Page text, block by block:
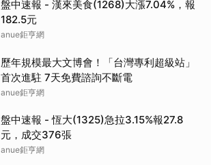
盤中速報 - 漢來美食(1268)大漲7.04%，報
182.5元
anue鉅亨網
歷年規模最大文博會！「台灣專利超級站」
首次進駐 7天免費諮詢不斷電
anue鉅亨網
盤中速報 - 恆大(1325)急拉3.15%報27.8
元，成交376張
anue鉅亨網